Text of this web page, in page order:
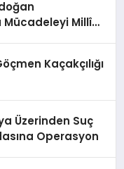
Millî
Kaçakçılığı
Üzerinden Suç
Operasyon